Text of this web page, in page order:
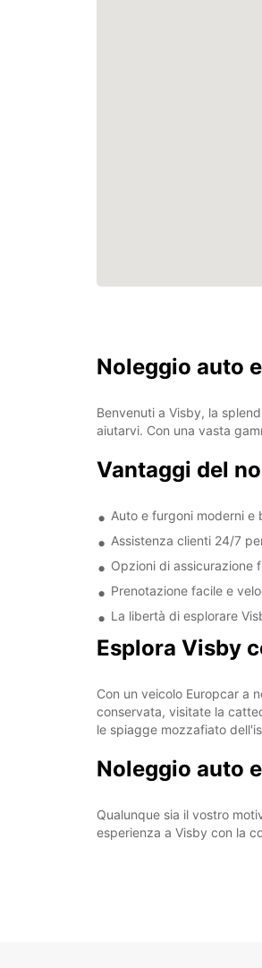
Noleggio auto
Benvenuti a Visby, la
aiutarvi. Con una vasta
Vantaggi del
Auto e furgoni moderni e
Assistenza clienti 24/7
Opzioni di assicurazione
Prenotazione facile e
La libertà di esplorare
Esplora Visby
Con un veicolo Europcar a
conservata, visitate la
le spiagge mozzafiato
Noleggio auto
Qualunque sia il vostro
esperienza a Visby con la